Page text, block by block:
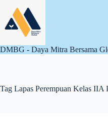
content
DMBG - Daya Mitra Bersama
Tag Lapas Perempuan Kelas IIA